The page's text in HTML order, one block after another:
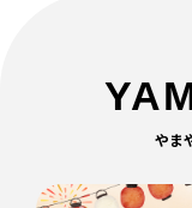
やま